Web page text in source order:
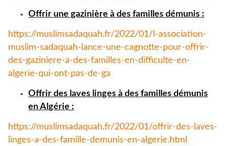
Offrir une gazinière à des familles démunis :
https://muslimsadaquah.fr/2022/01/l-association-
muslim-sadaquah-lance-une-cagnotte-pour-offrir-
des-gaziniere-a-des-familles-en-difficulte-en-
algerie-qui-ont-pas-de-ga
Offrir des laves linges à des familles démunis
en Algérie :
https://muslimsadaquah.fr/2022/01/offrir-des-laves-
linges-a-des-famille-demunis-en-algerie.html